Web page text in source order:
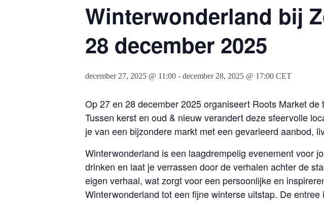
Winterwonderland bij
28 december 2025
december 27, 2025 @ 11:00 - december 28, 2025 @ 17:00 CET
Op 27 en 28 december 2025 organiseert Roots Market
Tussen kerst en oud & nieuw verandert deze sfeervolle
je van een bijzondere markt met een gevarieerd aanbod,
Winterwonderland is een laagdrempelig evenement voor
drinken en laat je verrassen door de verhalen achter de
eigen verhaal, wat zorgt voor een persoonlijke en
Winterwonderland tot een fijne winterse uitstap. De